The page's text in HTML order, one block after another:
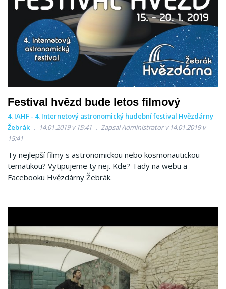
Festival hvězd bude letos filmový
4. IAHF - 4. Internetový astronomický hudební festival Hvězdárny
Žebrák
14.01.2019 v 15:41
Zapsal Administrator v 14.01.2019 v
15:41
Ty nejlepší filmy s astronomickou nebo kosmonautickou
tematikou? Vytipujeme ty nej. Kde? Tady na webu a
Facebooku Hvězdárny Žebrák.